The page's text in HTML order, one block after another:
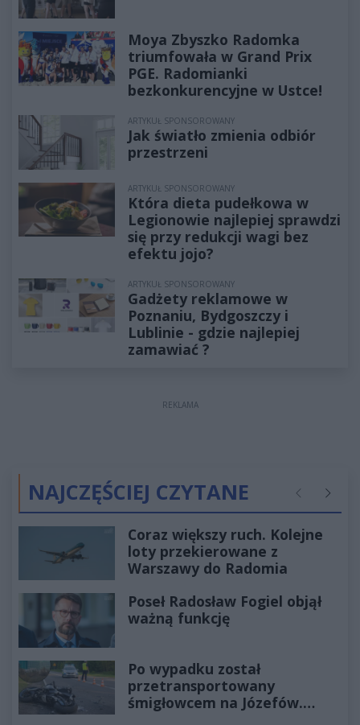
Moya Zbyszko Radomka
triumfowała w Grand Prix
PGE. Radomianki
bezkonkurencyjne w Ustce!
ARTYKUŁ SPONSOROWANY
Jak światło zmienia odbiór
przestrzeni
ARTYKUŁ SPONSOROWANY
Która dieta pudełkowa w
Legionowie najlepiej sprawdzi
się przy redukcji wagi bez
efektu jojo?
ARTYKUŁ SPONSOROWANY
Gadżety reklamowe w
Poznaniu, Bydgoszczy i
Lublinie - gdzie najlepiej
zamawiać ?
REKLAMA
NAJCZĘŚCIEJ CZYTANE Poprzednie
Coraz większy ruch. Kolejne
loty przekierowane z
Warszawy do Radomia
Poseł Radosław Fogiel objął
ważną funkcję
Po wypadku został
przetransportowany
śmigłowcem na Józefów.